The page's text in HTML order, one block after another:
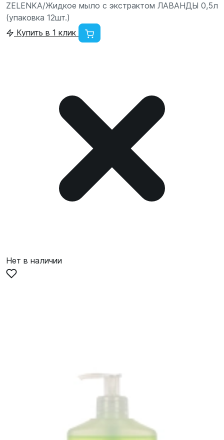
ZELENKA/Жидкое мыло с экстрактом ЛАВАНДЫ 0,5л
(упаковка 12шт.)
Купить в 1 клик
Нет в наличии